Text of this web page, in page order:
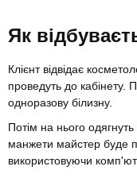
Як
Клієнт відвідає
проведуть до кабінету.
одноразову білизну.
Потім на нього
манжети майстер буде
використовуючи